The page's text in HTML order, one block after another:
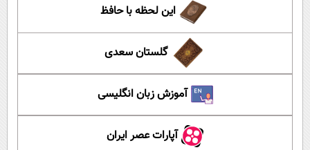
این لحظه با حافظ
گلستان سعدی
آموزش زبان انگلیسی
آپارات عصر ایران